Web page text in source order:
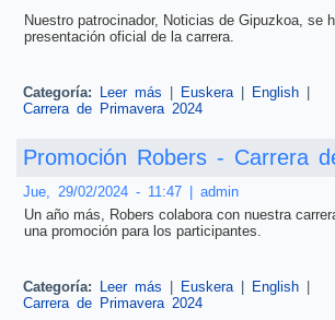
Nuestro patrocinador, Noticias de Gipuzkoa, se
presentación oficial de la carrera.
Leer más sobre Presentación
Euskera| English|
Categoría:
Carrera de Primavera 2024
Promoción Robers - Carrera
Jue, 29/02/2024 - 11:47| admin
Un año más, Robers colabora con nuestra
una promoción para los participantes.
Leer más sobre Promoción Robers
Euskera| English|
Categoría:
Carrera de Primavera 2024